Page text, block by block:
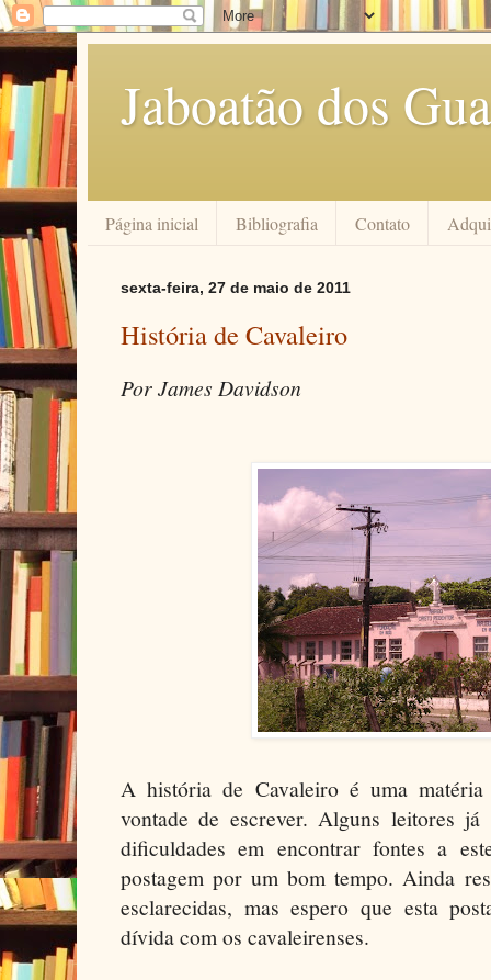
Jaboatão dos
Página inicial Bibliografia Contato
sexta-feira, 27 de maio de 2011
História de Cavaleiro
Por James Davidson
A história de Cavaleiro é uma
vontade de escrever. Alguns leitores
dificuldades em encontrar fontes a
postagem por um bom tempo. Ainda
esclarecidas, mas espero que esta
dívida com os cavaleirenses.